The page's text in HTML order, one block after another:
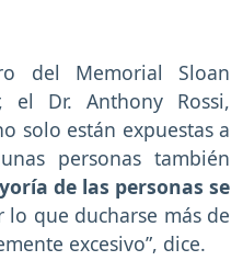
del Memorial Sloan
el Dr. Anthony Rossi,
solo están expuestas a
personas también
de las personas se
lo que ducharse más de
excesivo”, dice.